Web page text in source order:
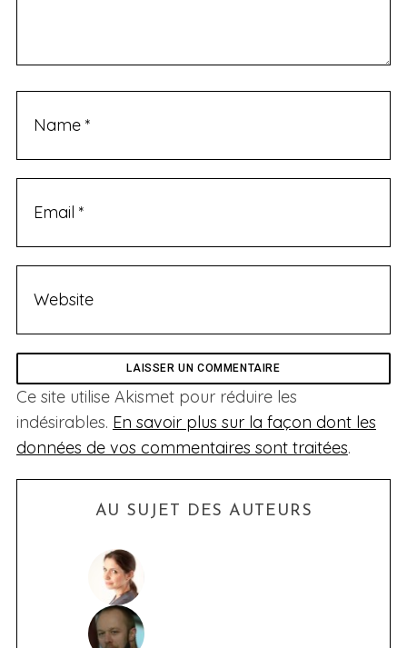
Ce site utilise Akismet pour réduire les
indésirables. En savoir plus sur la façon dont les
données de vos commentaires sont traitées.
AU SUJET DES AUTEURS
a
r
c
h